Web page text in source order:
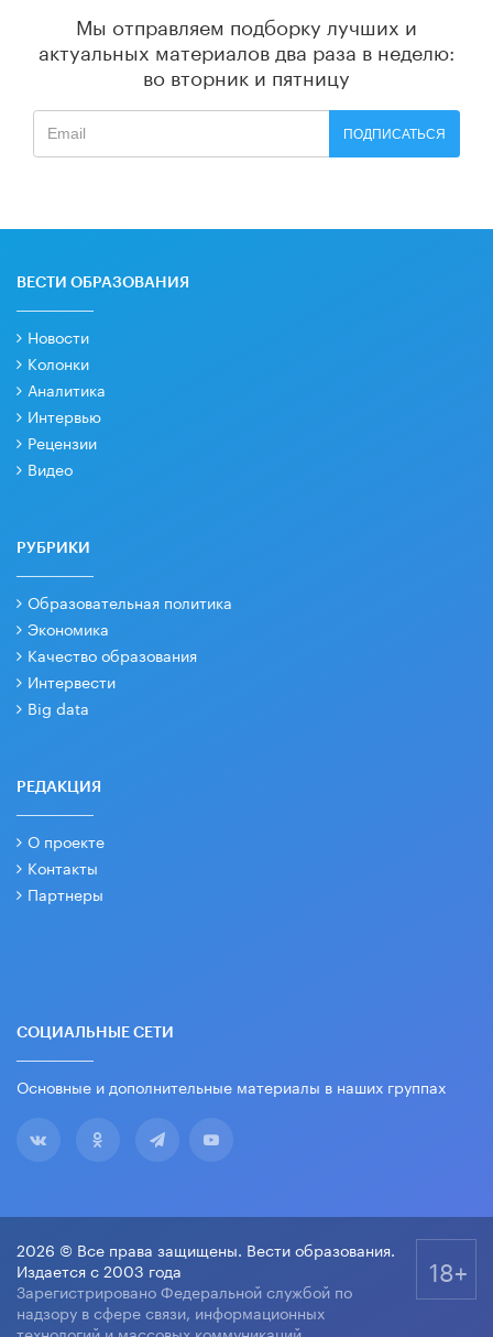
Мы отправляем подборку лучших и
актуальных материалов два раза в неделю:
во вторник и пятницу
ПОДПИСАТЬСЯ
ВЕСТИ ОБРАЗОВАНИЯ
Новости
Колонки
Аналитика
Интервью
Рецензии
Видео
РУБРИКИ
Образовательная политика
Экономика
Качество образования
Интервести
Big data
РЕДАКЦИЯ
О проекте
Контакты
Партнеры
СОЦИАЛЬНЫЕ СЕТИ
Основные и дополнительные материалы в наших группах
2026 © Все права защищены. Вести образования.
Издается с 2003 года
Зарегистрировано Федеральной службой по
надзору в сфере связи, информационных
18+